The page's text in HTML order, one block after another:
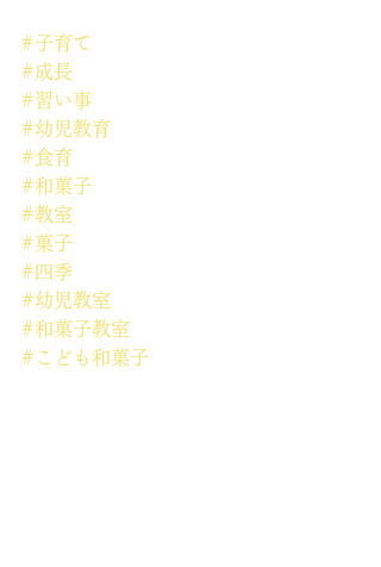
#子育て
#成長
#習い事
#幼児教育
#食育
#和菓子
#教室
#菓子
#四季
#幼児教室
#和菓子教室
#こども和菓子